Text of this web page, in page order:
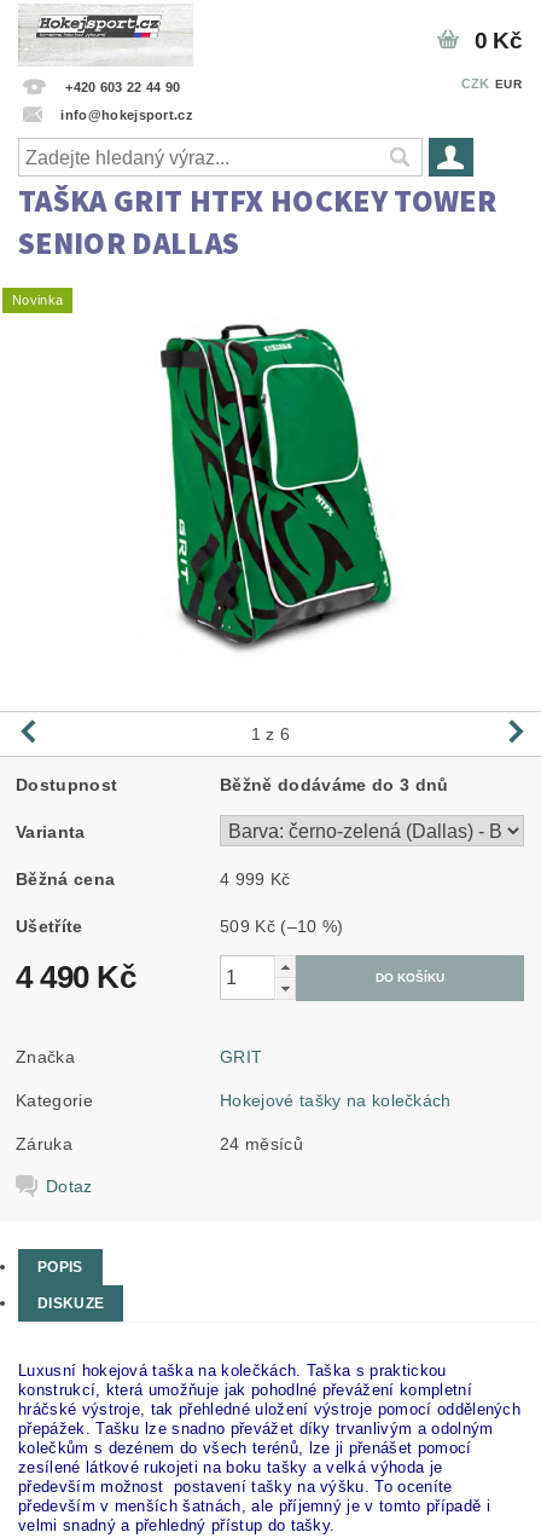
+420 603 22 44 90
info@hokejsport.cz
CZK EUR
0 Kč
TAŠKA GRIT HTFX HOCKEY TOWER
SENIOR DALLAS
Novinka
1 z 6
Dostupnost Běžně dodáváme do 3 dnů
Varianta
Běžná cena 4 999 Kč
Ušetříte 509 Kč (–10 %)
4 490 Kč
Značka GRIT
Kategorie Hokejové tašky na kolečkách
Záruka 24 měsíců
Dotaz
POPIS
DISKUZE
Luxusní hokejová taška na kolečkách. Taška s praktickou
konstrukcí, která umožňuje jak pohodlné převážení kompletní
hráčské výstroje, tak přehledné uložení výstroje pomocí oddělených
přepážek. Tašku lze snadno převážet díky trvanlivým a odolným
kolečkům s dezénem do všech terénů, lze ji přenášet pomocí
zesílené látkové rukojeti na boku tašky a velká výhoda je
především možnost postavení tašky na výšku. To oceníte
především v menších šatnách, ale příjemný je v tomto případě i
velmi snadný a přehledný přístup do tašky.